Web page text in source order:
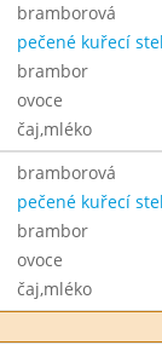
bramborová
pečené kuřecí
brambor
ovoce
čaj,mléko
bramborová
pečené kuřecí
brambor
ovoce
čaj,mléko